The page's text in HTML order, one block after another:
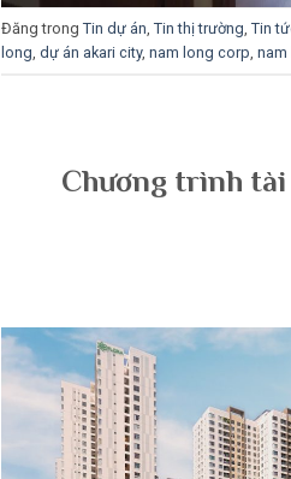
Đăng trong Tin dự án Tin thị trường Tin
long dự án akari city, nam long corp
Chương trình